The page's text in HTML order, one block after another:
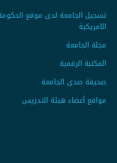
تسجيل الجامعة لدى موقع
الامريكية
مجلة الجامعة
المكتبة الرقمية
صحيفة صدى الجامعة
مواقع أعضاء هيئة التدريس